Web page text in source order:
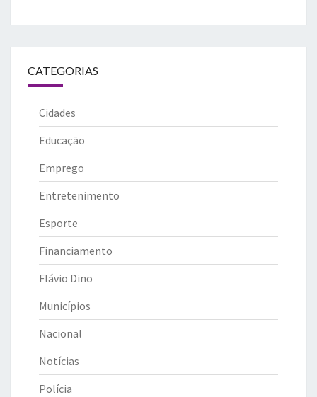
CATEGORIAS
Cidades
Educação
Emprego
Entretenimento
Esporte
Financiamento
Flávio Dino
Municípios
Nacional
Notícias
Polícia